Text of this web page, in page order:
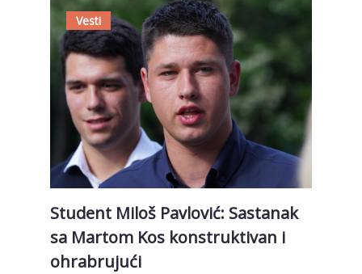
Vesti
Student Miloš Pavlović: Sastanak
sa Martom Kos konstruktivan i
ohrabrujući